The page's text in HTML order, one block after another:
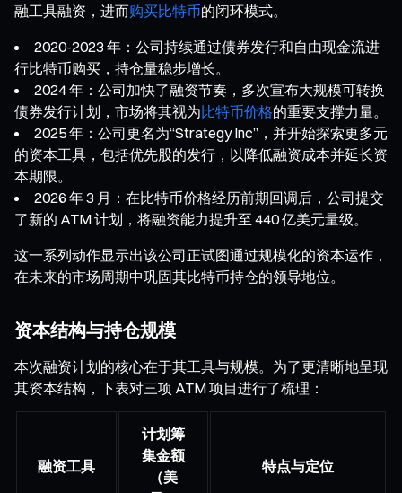
融工具融资，进而购买比特币的闭环模式。
2020-2023 年：公司持续通过债券发行和自由现金流进
行比特币购买，持仓量稳步增长。
2024 年：公司加快了融资节奏，多次宣布大规模可转换
债券发行计划，市场将其视为比特币价格的重要支撑力量。
2025 年：公司更名为“Strategy Inc”，并开始探索更多元
的资本工具，包括优先股的发行，以降低融资成本并延长资
本期限。
2026 年 3 月：在比特币价格经历前期回调后，公司提交
了新的 ATM 计划，将融资能力提升至 440 亿美元量级。
这一系列动作显示出该公司正试图通过规模化的资本运作，
在未来的市场周期中巩固其比特币持仓的领导地位。
资本结构与持仓规模
本次融资计划的核心在于其工具与规模。为了更清晰地呈现
其资本结构，下表对三项 ATM 项目进行了梳理：
融资工具
计划筹
集金额
（美
特点与定位